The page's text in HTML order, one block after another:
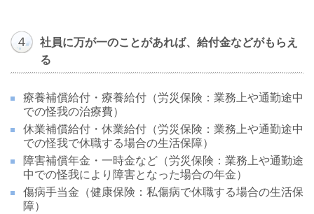
４
社員に万が一のことがあれば、給付金などがもらえ
る
療養補償給付・療養給付（労災保険：業務上や通勤途中
での怪我の治療費）
休業補償給付・休業給付（労災保険： 業務上や通勤途中
での怪我で休職する場合の生活保障）
障害補償年金・一時金など（労災保険： 業務上や通勤途
中での怪我により障害となった場合の年金）
傷病手当金（健康保険：私傷病で休職する場合の生活保
障）